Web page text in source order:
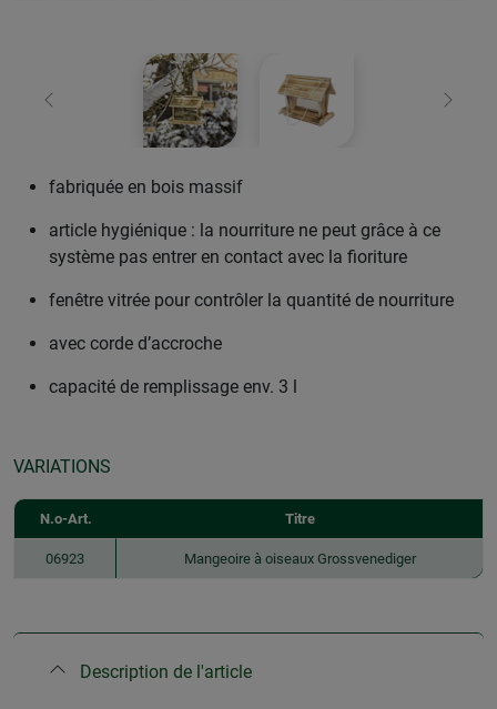
retour
fabriquée en bois massif
article hygiénique : la nourriture ne peut grâce à ce
système pas entrer en contact avec la fioriture
fenêtre vitrée pour contrôler la quantité de nourriture
avec corde d’accroche
capacité de remplissage env. 3 l
VARIATIONS
N.o-Art. Titre
06923 Mangeoire à oiseaux Grossvenediger
Description de l'article